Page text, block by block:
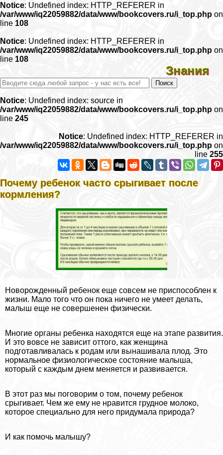
Notice: Undefined index: HTTP_REFERER in
/var/www/iq22059882/data/www/bookcovers.ru/i_top.php on
line 108
Notice: Undefined index: HTTP_REFERER in
/var/www/iq22059882/data/www/bookcovers.ru/i_top.php on
line 108
Знания
Notice: Undefined index: source in
/var/www/iq22059882/data/www/bookcovers.ru/i_top.php on
line 245
Notice: Undefined index: HTTP_REFERER in
/var/www/iq22059882/data/www/bookcovers.ru/i_top.php on
line 255
Почему ребенок часто срыгивает после
кормления?
Новорожденный ребенок еще совсем не приспособлен к
жизни. Мало того что он пока ничего не умеет делать,
малыш еще не совершенен физически.
Многие органы ребенка находятся еще на этапе развития.
И это вовсе не зависит оттого, как женщина
подготавливалась к родам или вынашивала плод. Это
нормальное физиологическое состояние малыша,
который с каждым днем меняется и развивается.
В этот раз мы поговорим о том, почему ребенок
срыгивает. Чем же ему не нравится грудное молоко,
которое специально для него придумала природа?
И как помочь малышу?